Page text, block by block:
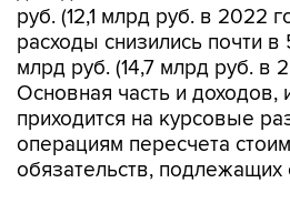
руб. (12,1 млрд руб. в 2022
расходы снизились почти в
млрд руб. (14,7 млрд руб. в
Основная часть и доходов,
приходится на курсовые
операциям пересчета
обязательств, подлежащих